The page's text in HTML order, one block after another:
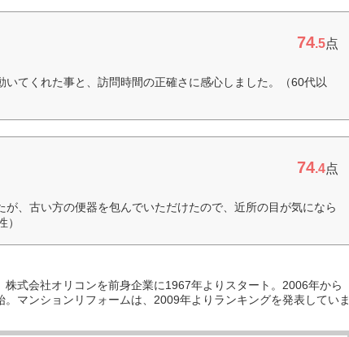
74.5点
いてくれた事と、訪問時間の正確さに感心しました。（60代以
74.4点
が、古い方の便器を包んでいただけたので、近所の目が気になら
株式会社オリコンを前身企業に1967年よりスタート。2006年から
。マンションリフォームは、2009年よりランキングを発表していま